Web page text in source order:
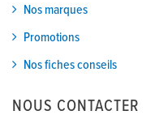
Nos marques
Promotions
Nos fiches conseils
NOUS CONTACTER